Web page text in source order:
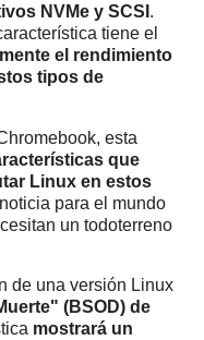
NVMe y SCSI .
tiene el
el rendimiento
tipos de
esta
que
Linux en estos
para el mundo
un todoterreno
de una versión Linux
(BSOD) de
mostrará un